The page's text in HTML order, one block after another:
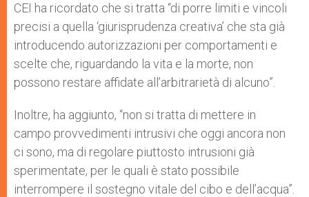
CEI ha ricordato che si tratta “di porre limiti e vincoli
precisi a quella ‘giurisprudenza creativa’ che sta già
introducendo autorizzazioni per comportamenti e
scelte che, riguardando la vita e la morte, non
possono restare affidate all’arbitrarietà di alcuno”.
Inoltre, ha aggiunto, “non si tratta di mettere in
campo provvedimenti intrusivi che oggi ancora non
ci sono, ma di regolare piuttosto intrusioni già
sperimentate, per le quali è stato possibile
interrompere il sostegno vitale del cibo e dell’acqua”.